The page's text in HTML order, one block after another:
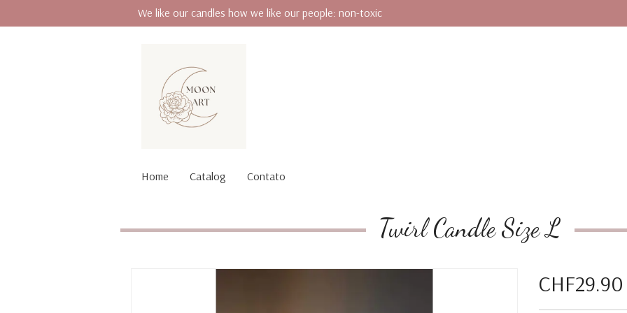
We like our candles how we like our people: non-toxic
Home Catalog Contato
Twirl Candle Size L
CHF29.90